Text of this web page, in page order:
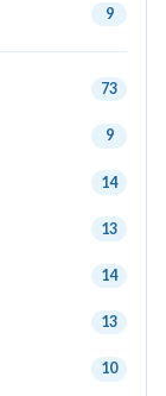
9
73
9
14
13
14
13
10